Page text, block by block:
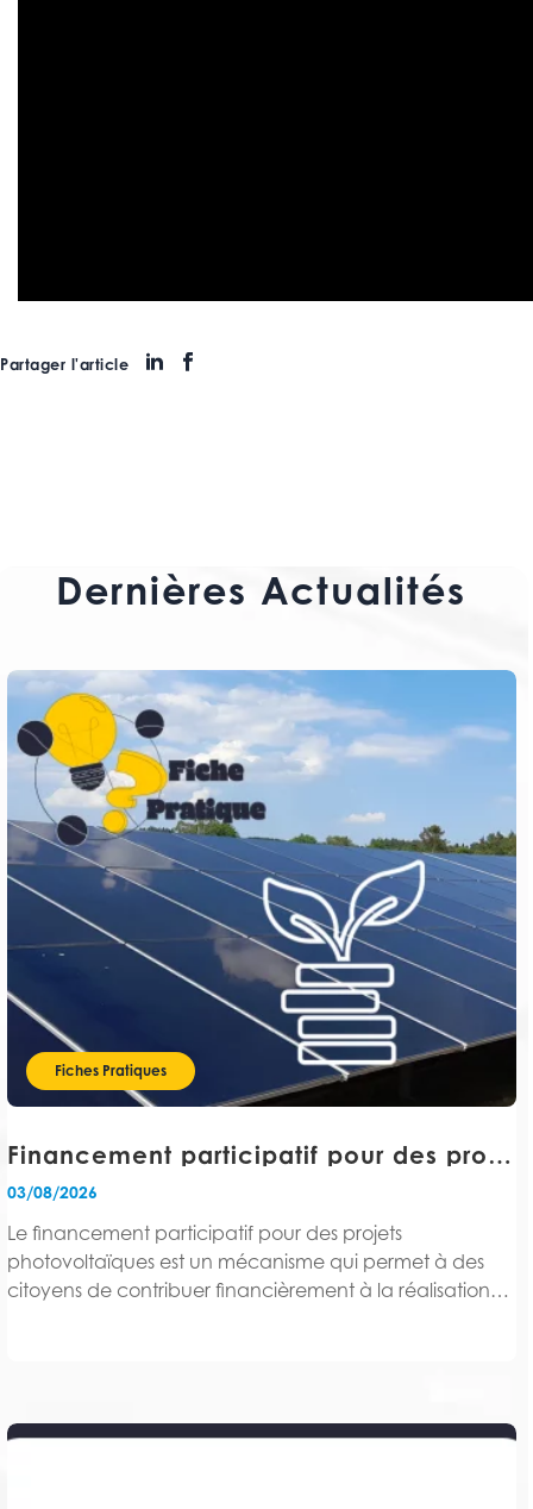
Partager l'article
Dernières Actualités
Fiches Pratiques
Financement participatif pour des projets photovoltaïques : comment ça fonctionne ?
03/08/2026
Le financement participatif pour des projets
photovoltaïques est un mécanisme qui permet à des
citoyens de contribuer financièrement à la réalisation